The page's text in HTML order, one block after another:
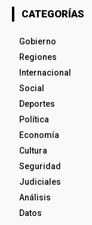
CATEGORÍAS
Gobierno
Regiones
Internacional
Social
Deportes
Política
Economía
Cultura
Seguridad
Judiciales
Análisis
Datos